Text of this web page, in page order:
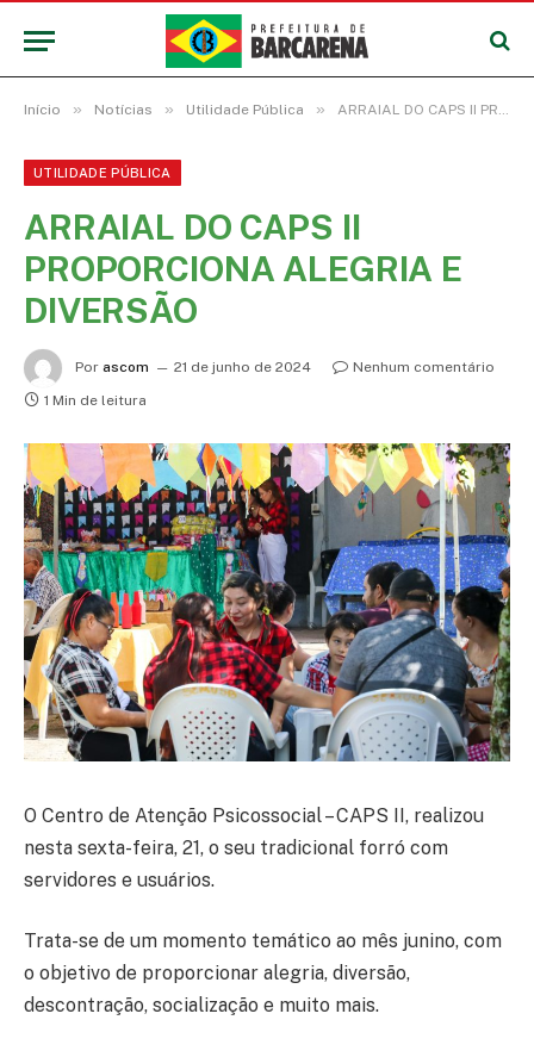
Início » Notícias » Utilidade Pública » ARRAIAL DO CAPS II PROPORCIONA ALEGRIA E DIVERSÃO
UTILIDADE PÚBLICA
ARRAIAL DO CAPS II
PROPORCIONA ALEGRIA E
DIVERSÃO
Por ascom 21 de junho de 2024
Nenhum comentário
1 Min de leitura
O Centro de Atenção Psicossocial – CAPS II, realizou
nesta sexta-feira, 21, o seu tradicional forró com
servidores e usuários.
Trata-se de um momento temático ao mês junino, com
o objetivo de proporcionar alegria, diversão,
descontração, socialização e muito mais.